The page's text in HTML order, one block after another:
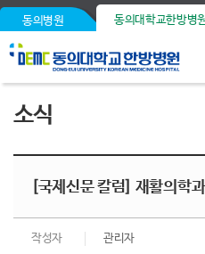
동의병원 동의대학교한방병
소식
[국제신문 칼럼] 재활의학
작성자 관리자